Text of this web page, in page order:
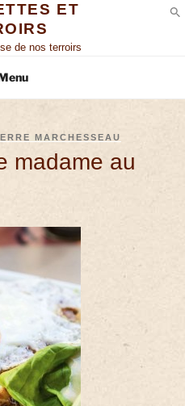
ET
de nos terroirs
MARCHESSEAU
madame au